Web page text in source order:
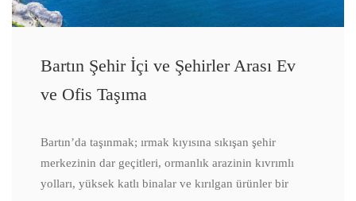
Bartın Şehir İçi ve Şehirler Arası Ev
ve Ofis Taşıma
Bartın’da taşınmak; ırmak kıyısına sıkışan şehir
merkezinin dar geçitleri, ormanlık arazinin kıvrımlı
yolları, yüksek katlı binalar ve kırılgan ürünler bir